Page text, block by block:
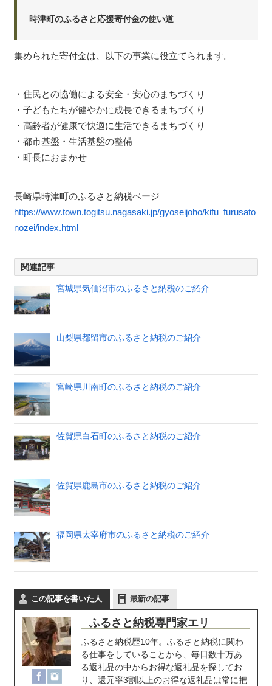
時津町のふるさと応援寄付金の使い道
集められた寄付金は、以下の事業に役立てられます。
・住民との協働による安全・安心のまちづくり
・子どもたちが健やかに成長できるまちづくり
・高齢者が健康で快適に生活できるまちづくり
・都市基盤・生活基盤の整備
・町長におまかせ
長崎県時津町のふるさと納税ページ
https://www.town.togitsu.nagasaki.jp/gyoseijoho/kifu_furusato
nozei/index.html
関連記事
宮城県気仙沼市のふるさと納税のご紹介
山梨県都留市のふるさと納税のご紹介
宮崎県川南町のふるさと納税のご紹介
佐賀県白石町のふるさと納税のご紹介
佐賀県鹿島市のふるさと納税のご紹介
福岡県太宰府市のふるさと納税のご紹介
この記事を書いた人 最新の記事
ふるさと納税専門家エリ
ふるさと納税歴10年。ふるさと納税に関わ
る仕事をしていることから、毎日数十万あ
る返礼品の中からお得な返礼品を探してお
り、還元率3割以上のお得な返礼品は常に把